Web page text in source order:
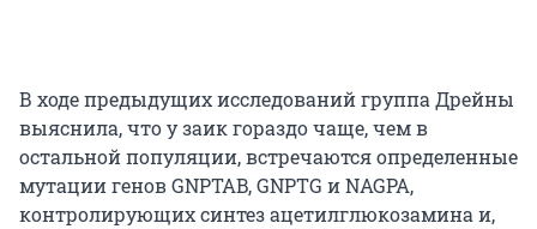
В ходе предыдущих исследований группа Дрейны
выяснила, что у заик гораздо чаще, чем в
остальной популяции, встречаются определенные
мутации генов GNPTAB, GNPTG и NAGPA,
контролирующих синтез ацетилглюкозамина и,